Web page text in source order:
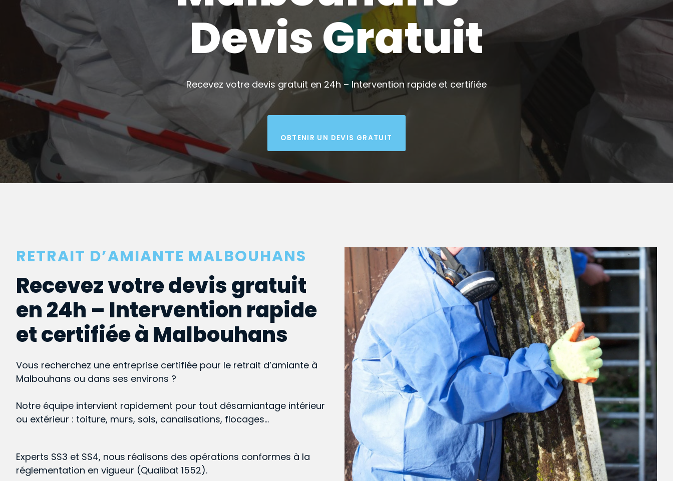
Devis Gratuit
Recevez votre devis gratuit en 24h – Intervention rapide et certifiée
OBTENIR UN DEVIS GRATUIT
RETRAIT D’AMIANTE MALBOUHANS
Recevez votre devis gratuit
en 24h – Intervention rapide
et certifiée à Malbouhans
Vous recherchez une entreprise certifiée pour le retrait d’amiante à
Malbouhans ou dans ses environs ?
Notre équipe intervient rapidement pour tout désamiantage intérieur
ou extérieur : toiture, murs, sols, canalisations, flocages…
Experts SS3 et SS4, nous réalisons des opérations conformes à la
réglementation en vigueur (Qualibat 1552).